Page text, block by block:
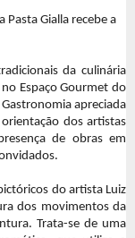
Pasta Gialla recebe a
da culinária
Espaço Gourmet do
apreciada
dos artistas
de obras em
do artista Luiz
dos movimentos da
Trata-se de uma